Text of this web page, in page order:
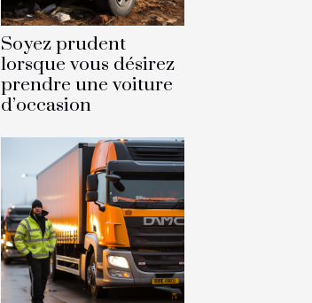
Soyez prudent
lorsque vous désirez
prendre une voiture
d’occasion